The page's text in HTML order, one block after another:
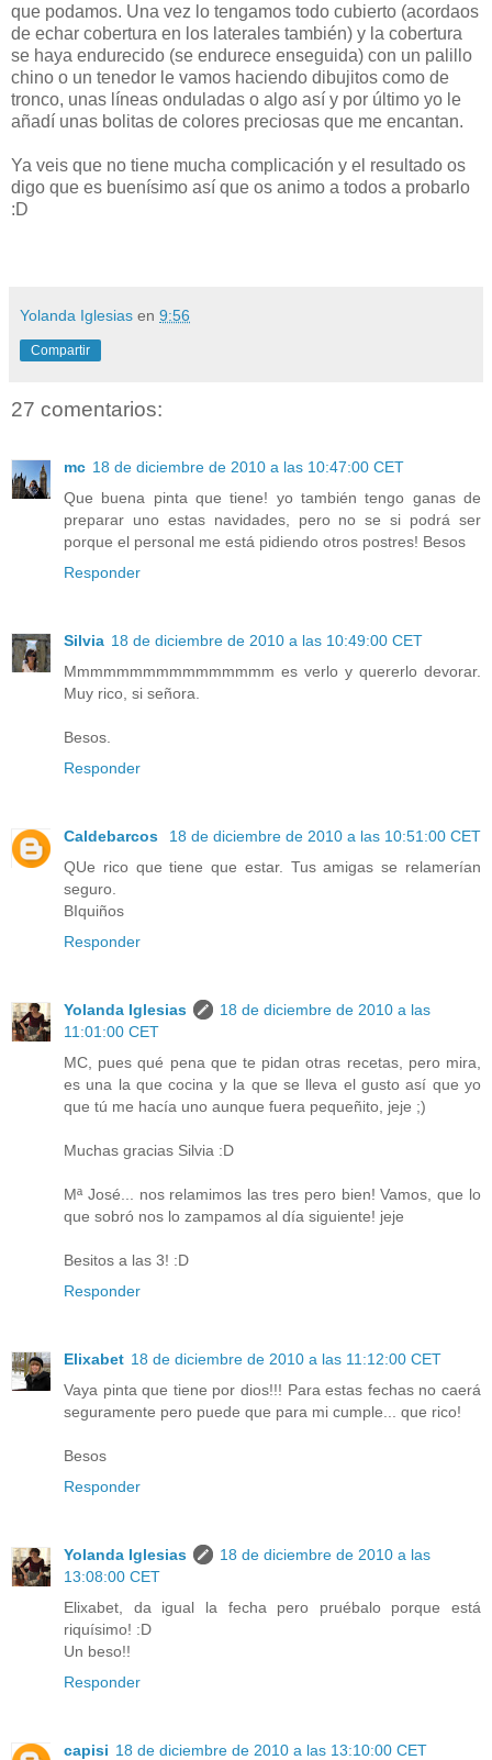
que podamos. Una vez lo tengamos todo cubierto (acordaos
de echar cobertura en los laterales también) y la cobertura
se haya endurecido (se endurece enseguida) con un palillo
chino o un tenedor le vamos haciendo dibujitos como de
tronco, unas líneas onduladas o algo así y por último yo le
añadí unas bolitas de colores preciosas que me encantan.
Ya veis que no tiene mucha complicación y el resultado os
digo que es buenísimo así que os animo a todos a probarlo
:D
Yolanda Iglesias en 9:56
Compartir
27 comentarios:
mc 18 de diciembre de 2010 a las 10:47:00 CET
Que buena pinta que tiene! yo también tengo ganas de
preparar uno estas navidades, pero no se si podrá ser
porque el personal me está pidiendo otros postres! Besos
Responder
Silvia 18 de diciembre de 2010 a las 10:49:00 CET
Mmmmmmmmmmmmmmmm es verlo y quererlo devorar.
Muy rico, si señora.
Besos.
Responder
Caldebarcos
18 de diciembre de 2010 a las 10:51:00 CET
QUe rico que tiene que estar. Tus amigas se relamerían
seguro.
BIquiños
Responder
Yolanda Iglesias
18 de diciembre de 2010 a las
11:01:00 CET
MC, pues qué pena que te pidan otras recetas, pero mira,
es una la que cocina y la que se lleva el gusto así que yo
que tú me hacía uno aunque fuera pequeñito, jeje ;)
Muchas gracias Silvia :D
Mª José... nos relamimos las tres pero bien! Vamos, que lo
que sobró nos lo zampamos al día siguiente! jeje
Besitos a las 3! :D
Responder
Elixabet 18 de diciembre de 2010 a las 11:12:00 CET
Vaya pinta que tiene por dios!!! Para estas fechas no caerá
seguramente pero puede que para mi cumple... que rico!
Besos
Responder
Yolanda Iglesias
18 de diciembre de 2010 a las
13:08:00 CET
Elixabet, da igual la fecha pero pruébalo porque está
riquísimo! :D
Un beso!!
Responder
capisi 18 de diciembre de 2010 a las 13:10:00 CET